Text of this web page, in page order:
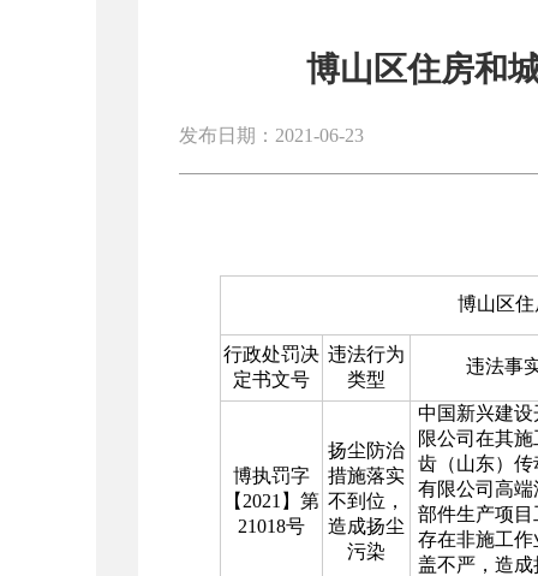
博山区住房和
发布日期：2021-06-23
博山区
行政处罚决
定书文号
违法行为
类型
违法事
博执罚字
【2021】第
21018号
扬尘防治
措施落实
不到位，
造成扬尘
污染
中国新兴建设
限公司在其
齿（山东）传
有限公司高端
部件生产项目
存在非施工作
盖不严，造成